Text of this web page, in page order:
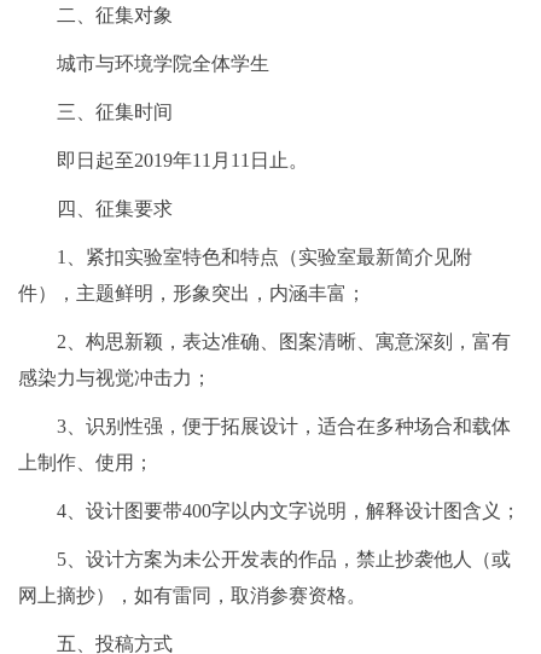
二、征集对象
城市与环境学院全体学生
三、征集时间
即日起至2019年11月11日止。
四、征集要求
1、紧扣实验室特色和特点（实验室最新简介见附
件），主题鲜明，形象突出，内涵丰富；
2、构思新颖，表达准确、图案清晰、寓意深刻，富有
感染力与视觉冲击力；
3、识别性强，便于拓展设计，适合在多种场合和载体
上制作、使用；
4、设计图要带400字以内文字说明，解释设计图含义；
5、设计方案为未公开发表的作品，禁止抄袭他人（或
网上摘抄），如有雷同，取消参赛资格。
五、投稿方式